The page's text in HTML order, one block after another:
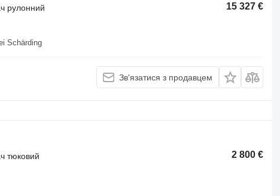
15 327 €
рулонний
Schärding
Зв'язатися з продавцем
2 800 €
тюковий